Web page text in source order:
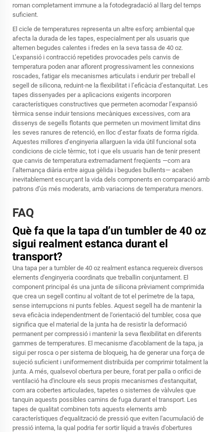
roman completament immune a la fotodegradació al llarg del temps
suficient.
El cicle de temperatures representa un altre esforç ambiental que
afecta la durada de les tapes, especialment per als usuaris que
alternen begudes calentes i fredes en la seva tassa de 40 oz.
L’expansió i contracció repetides provocades pels canvis de
temperatura poden anar aflorent progressivament les connexions
roscades, fatigar els mecanismes articulats i endurir per treball el
segell de silicona, reduint-ne la flexibilitat i l’eficàcia d’estanquitat. Les
tapes dissenyades per a aplicacions exigents incorporen
característiques constructives que permeten acomodar l’expansió
tèrmica sense induir tensions mecàniques excessives, com ara
dissenys de segells flotants que permeten un moviment limitat dins
les seves ranures de retenció, en lloc d’estar fixats de forma rígida.
Aquestes millores d’enginyeria allarguen la vida útil funcional sota
condicions de cicle tèrmic, tot i que els usuaris han de tenir present
que canvis de temperatura extremadament freqüents —com ara
l’alternança diària entre aigua gèlida i begudes bullents— acaben
inevitablement escurçant la vida dels components en comparació amb
patrons d’ús més moderats, amb variacions de temperatura menors.
FAQ
Què fa que la tapa d’un tumbler de 40 oz
sigui realment estanca durant el
transport?
Una tapa per a tumbler de 40 oz realment estanca requereix diversos
elements d'enginyeria coordinats que treballin conjuntament. El
component principal és una junta de silicona prèviament comprimida
que crea un segell continu al voltant de tot el perímetre de la tapa,
sense interrupcions ni punts febles. Aquest segell ha de mantenir la
seva eficàcia independentment de l'orientació del tumbler, cosa que
significa que el material de la junta ha de resistir la deformació
permanent per compressió i mantenir la seva flexibilitat en diferents
gammes de temperatures. El mecanisme d'acoblament de la tapa, ja
sigui per rosca o per sistema de bloqueig, ha de generar una força de
sujeció suficient i uniformement distribuïda per comprimir totalment la
junta. A més, qualsevol obertura per beure, forat per palla o orifici de
ventilació ha d'incloure els seus propis mecanismes d'estanquitat,
com ara cobertes articulades, tapetes o sistemes de vàlvules que
tanquin aquests possibles camins de fuga durant el transport. Les
tapes de qualitat combinen tots aquests elements amb
característiques d'equalització de pressió que eviten l'acumulació de
pressió interna, la qual podria fer sortir líquid a través d'obertures